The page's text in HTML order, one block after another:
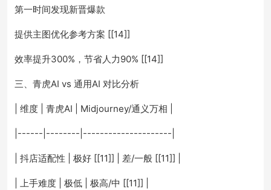
第一时间发现新晋爆款
提供主图优化参考方案 [[14]]
效率提升300%，节省人力90% [[14]]
三、青虎AI vs 通用AI 对比分析
| 维度 | 青虎AI | Midjourney/通义万相 |
|------|--------|---------------------|
| 抖店适配性 | 极好 [[11]] | 差/一般 [[11]] |
| 上手难度 | 极低 | 极高/中 [[11]] |